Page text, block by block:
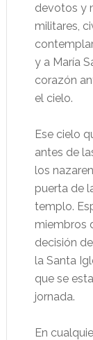
devotos y
militares,
y a María
corazón
el cielo.
Ese cielo
antes de
los
puerta de
templo.
miembros
decisión
la Santa
que se
jornada.
En